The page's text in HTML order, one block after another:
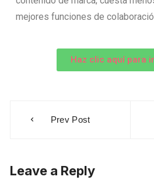
mejores funciones de
Haz clic aquí para
Prev Post
Leave a Reply